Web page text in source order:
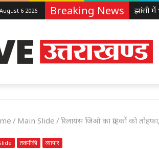
6 2026 Breaking News
/ Main Slide /रिलायंस जिओ का ग्राहकों को
तकनीकी व्यापार